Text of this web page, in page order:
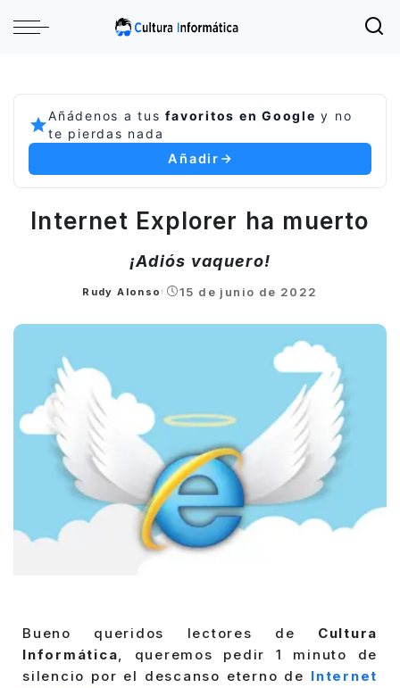
Añádenos a tusfavoritos en Google y no
te pierdas nada
Añadir
Internet Explorer ha muerto
¡Adiós vaquero!
Posted
Rudy Alonso 15 de junio de 2022
Bueno queridos lectores de Cultura
Informática, queremos pedir 1 minuto de
silencio por el descanso eterno de Internet